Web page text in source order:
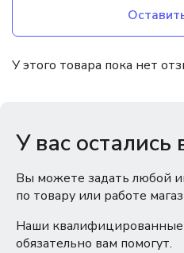
У этого товара пока нет
У вас остались
Вы можете задать любой
по товару или работе
Наши квалифицированные
обязательно вам помогут.